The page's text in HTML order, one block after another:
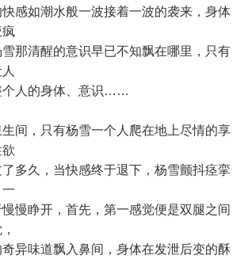
感如潮水般一波接着一波的袭来，身体
疯
那清醒的意识早已不知飘在哪里，只有
个人的身体、意识……
，只有杨雪一个人爬在地上尽情的享
多久，当快感终于退下，杨雪颤抖痉挛
慢睁开，首先，第一感觉便是双腿之间
异味道飘入鼻间，身体在发泄后变的酥